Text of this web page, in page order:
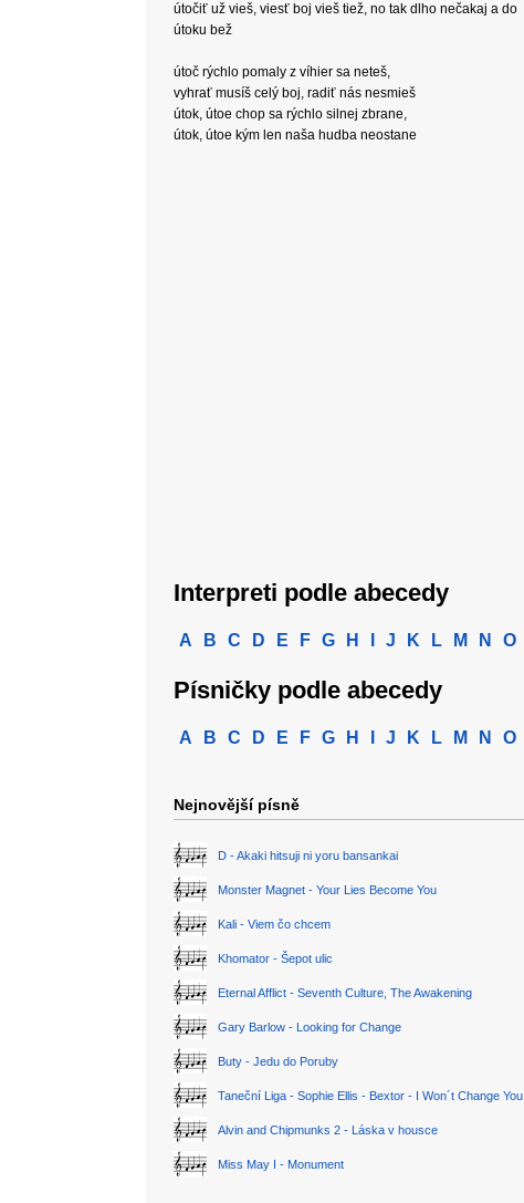
útočiť už vieš, viesť boj vieš tiež, no tak dlho nečakaj a do
útoku bež
útoč rýchlo pomaly z víhier sa neteš,
vyhrať musíš celý boj, radiť nás nesmieš
útok, útoe chop sa rýchlo silnej zbrane,
útok, útoe kým len naša hudba neostane
Interpreti podle abecedy
A B C D E F G H J K L M N O
Písničky podle abecedy
A B C D E F G H J K L M N O
Nejnovější písně
D - Akaki hitsuji ni yoru bansankai
Monster Magnet - Your Lies Become You
Kali - Viem čo chcem
Khomator - Šepot ulic
Eternal Afflict - Seventh Culture, The Awakening
Gary Barlow - Looking for Change
Buty - Jedu do Poruby
Taneční Liga - Sophie Ellis - Bextor - I Won´t Change You
Alvin and Chipmunks 2 - Láska v housce
Miss May I - Monument